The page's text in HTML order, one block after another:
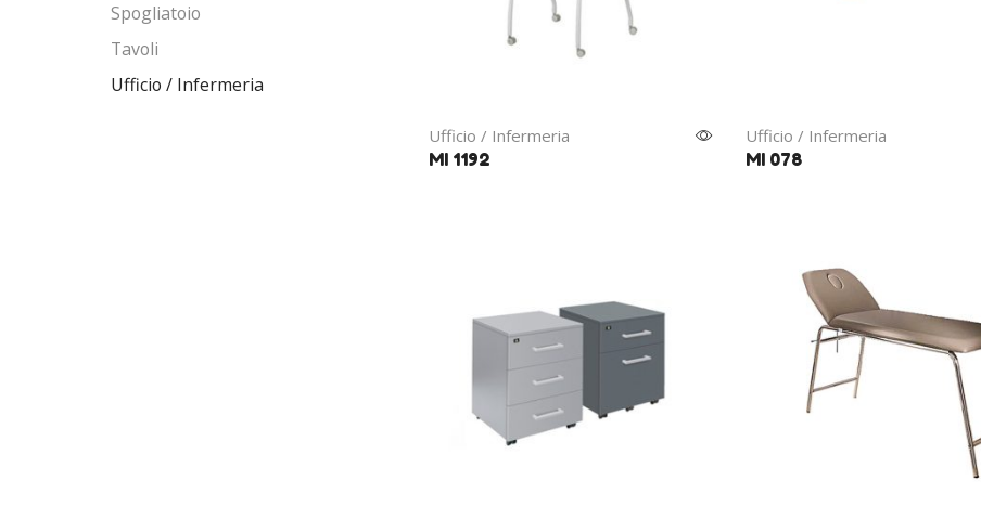
Ufficio / Infermeria
MI 1192
Ufficio / Infermeria
MI 078
Spogliatoio
Tavoli
Ufficio / Infermeria